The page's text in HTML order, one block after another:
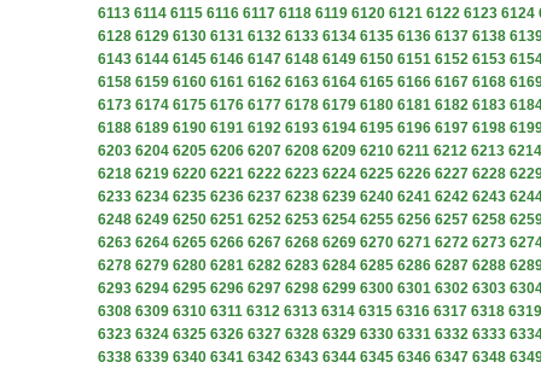
6113 6114 6115 6116 6117 6118 6119 6120 6121 6122 6123 6124
6128 6129 6130 6131 6132 6133 6134 6135 6136 6137 6138
6143 6144 6145 6146 6147 6148 6149 6150 6151 6152 6153
6158 6159 6160 6161 6162 6163 6164 6165 6166 6167 6168
6173 6174 6175 6176 6177 6178 6179 6180 6181 6182 6183
6188 6189 6190 6191 6192 6193 6194 6195 6196 6197 6198
6203 6204 6205 6206 6207 6208 6209 6210 6211 6212 6213 6214
6218 6219 6220 6221 6222 6223 6224 6225 6226 6227 6228
6233 6234 6235 6236 6237 6238 6239 6240 6241 6242 6243
6248 6249 6250 6251 6252 6253 6254 6255 6256 6257 6258
6263 6264 6265 6266 6267 6268 6269 6270 6271 6272 6273
6278 6279 6280 6281 6282 6283 6284 6285 6286 6287 6288
6293 6294 6295 6296 6297 6298 6299 6300 6301 6302 6303
6308 6309 6310 6311 6312 6313 6314 6315 6316 6317 6318 6319
6323 6324 6325 6326 6327 6328 6329 6330 6331 6332 6333
6338 6339 6340 6341 6342 6343 6344 6345 6346 6347 6348